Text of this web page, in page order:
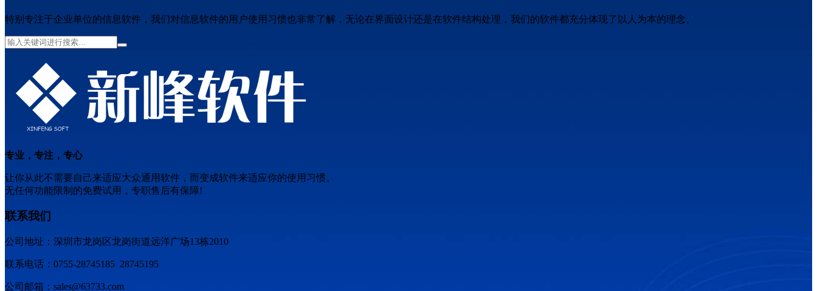
特别专注于企业单位的信息软件，我们对信息软件的用户使用习惯也非常了解，无论在界面设计还是在软件结构处理，我们的软件都充分体现了以人为本的理念。
专业，专注，专心
让你从此不需要自己来适应大众通用软件，而变成软件来适应你的使用习惯。
无任何功能限制的免费试用，专职售后有保障!
联系我们
公司地址：深圳市龙岗区龙岗街道远洋广场13栋2010
联系电话：0755-28745185 28745195
公司邮箱：sales@63733.com